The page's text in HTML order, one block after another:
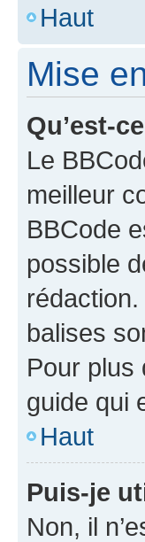
Haut
Mise
Qu’est-
Le
meilleur
BBCode
possible
balises
Pour plus
guide qui
Haut
Puis-je
Non, il